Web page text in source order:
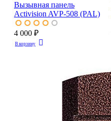
Вызывная панель
Activision AVP-508 (PAL)
4 000 ₽
В корзину